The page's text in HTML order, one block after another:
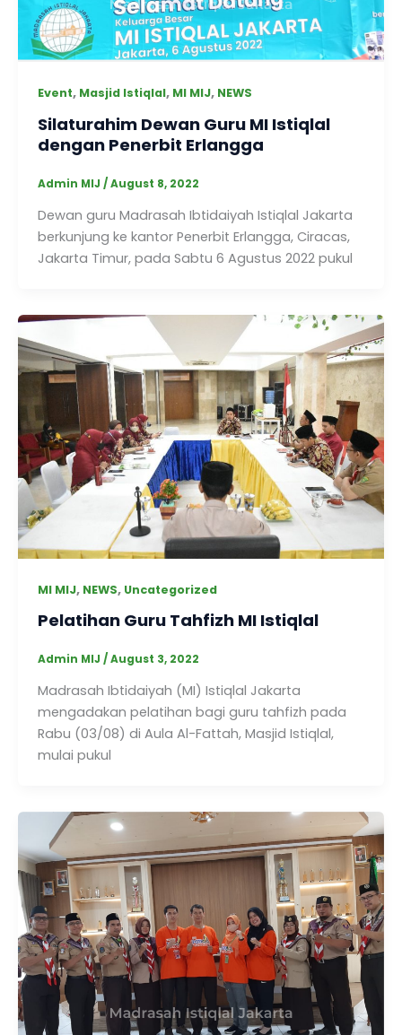
Event, Masjid Istiqlal, MI MIJ, NEWS
Silaturahim Dewan Guru MI Istiqlal
dengan Penerbit Erlangga
Admin MIJ /August 8, 2022
Dewan guru Madrasah Ibtidaiyah Istiqlal Jakarta
berkunjung ke kantor Penerbit Erlangga, Ciracas,
Jakarta Timur, pada Sabtu 6 Agustus 2022 pukul
MI MIJ, NEWS, Uncategorized
Pelatihan Guru Tahfizh MI Istiqlal
Admin MIJ /August 3, 2022
Madrasah Ibtidaiyah (MI) Istiqlal Jakarta
mengadakan pelatihan bagi guru tahfizh pada
Rabu (03/08) di Aula Al-Fattah, Masjid Istiqlal,
mulai pukul